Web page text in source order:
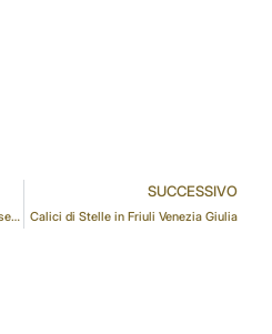
Vox Populi 3° appuntamento – Presentazione del libro “Una friulana a servizio di Venere”
SUCCESSIVO
Calici di Stelle in Friuli Venezia Giulia